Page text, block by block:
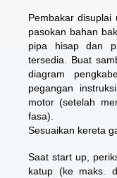
Pembakar
pasokan bahan
pipa hisap dan
tersedia. Buat
diagram
pegangan
motor (setelah
fasa).
Sesuaikan kereta
Saat start up,
katup (ke maks.